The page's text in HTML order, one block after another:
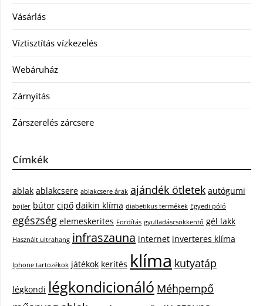
Vásárlás
Víztisztítás vízkezelés
Webáruház
Zárnyitás
Zárszerelés zárcsere
Címkék
ablak ablakcsere ablakcsere árak ajándék ötletek autógumi
bojler bútor cipő daikin klíma diabetikus termékek Egyedi póló
egészség elemeskerites Fordítás gyulladáscsökkentő gél lakk
Használt ultrahang infraszauna internet inverteres klíma
Iphone tartozékok játékok kerítés klíma kutyatáp
légkondi légkondicionáló Méhpempő